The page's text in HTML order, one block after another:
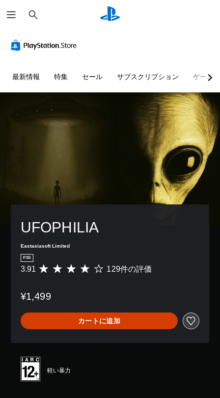
索
最新情報 特集 セール サブスクリプション ゲーム
UFOPHILIA
Eastasiasoft Limited
PS5
評
は
2
9
、
評
価
は
3.91 129件の評価
¥1,499
カートに追加
軽い暴力